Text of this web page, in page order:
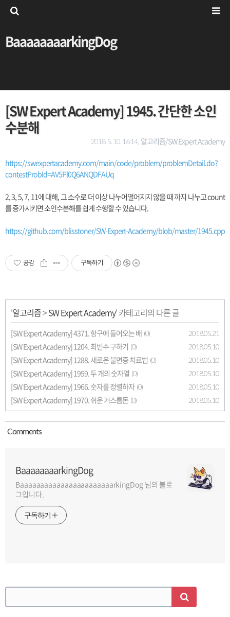
BaaaaaaaarkingDog
[SW Expert Academy] 1945. 간단한 소인
수분해
2018. 5. 10. 16:14, 알고리즘/SW Expert Academy
https://swexpertacademy.com/main/code/problem/problemDetail.do?
contestProbId=AV5Pl0Q6ANQDFAUq
2, 3, 5, 7, 11에 대해, 그 소수로 더 이상 나누어떨어지지 않을 때 까지 나누고 count
를 증가시키면 소인수분해를 쉽게 수행할 수 있습니다.
https://github.com/blisstoner/SW-Expert-Academy/blob/master/1945.cpp
공감 구독하기
'알고리즘>SW Expert Academy' 카테고리의 다른 글
[SW Expert Academy] 4371. 항구에 들어오는 배 (0) 2018.05.21
[SW Expert Academy] 1204. 최빈수 구하기 (0) 2018.05.10
[SW Expert Academy] 1288. 새로운 불면증 치료법 (0) 2018.05.10
[SW Expert Academy] 1959. 두 개의 숫자열 (0) 2018.05.10
[SW Expert Academy] 1966. 숫자를 정렬하자 (0) 2018.05.10
[SW Expert Academy] 1970. 쉬운 거스름돈 (0) 2018.05.10
Comments
BaaaaaaaarkingDog
BaaaaaaaaaaaaaaaaaaaaaaarkingDog 님의 블로
그입니다.
구독하기